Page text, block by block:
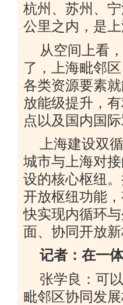
杭州、苏州、
公里之内，是
从空间上看
了，上海毗邻
各类资源要素
放能级提升，
点以及国内国
上海建设双
城市与上海对
设的核心枢纽
开放枢纽功能
快实现内循环
面、协同开放
记者：在一
张学良：可
毗邻区协同发